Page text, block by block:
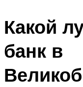
Какой
банк в